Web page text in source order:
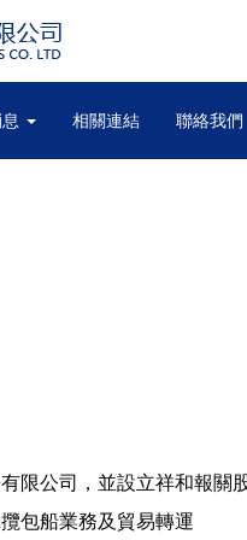
相關連結 聯絡我們
限公司，並設立祥和報關
包船業務及貿易轉運